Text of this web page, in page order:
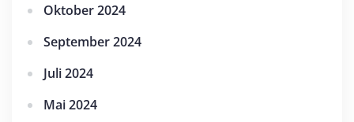
Oktober 2024
September 2024
Juli 2024
Mai 2024